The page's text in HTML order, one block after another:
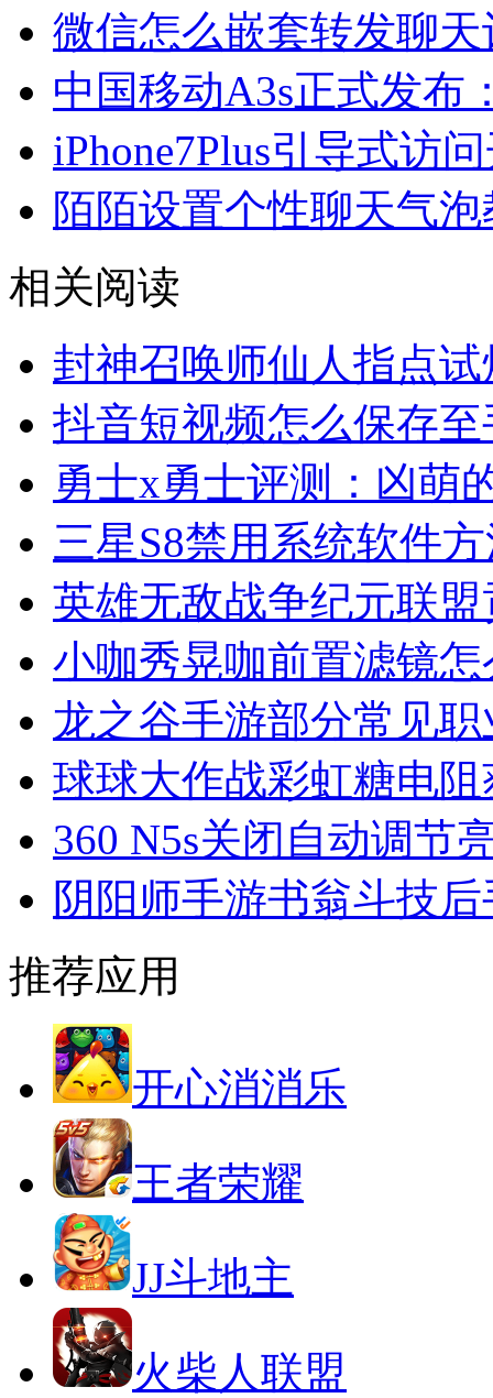
微信怎么嵌套转发聊天
中国移动A3s正式发布
iPhone7Plus引导式访
陌陌设置个性聊天气
相关阅读
封神召唤师仙人指点
抖音短视频怎么保存至
勇士x勇士评测：凶萌
三星S8禁用系统软件
英雄无敌战争纪元联
小咖秀晃咖前置滤镜怎
龙之谷手游部分常见
球球大作战彩虹糖电
360 N5s关闭自动调节
阴阳师手游书翁斗技
推荐应用
开心消消乐
王者荣耀
JJ斗地主
火柴人联盟